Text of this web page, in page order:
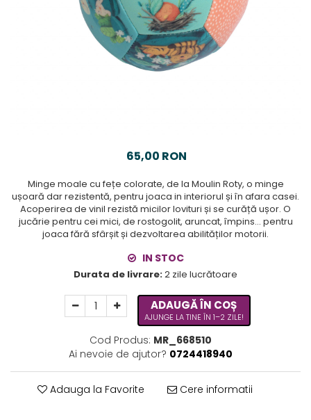
65,00 RON
Minge moale cu fețe colorate, de la Moulin Roty, o minge
ușoară dar rezistentă, pentru joaca in interiorul și în afara casei.
Acoperirea de vinil rezistă micilor lovituri și se curăță ușor. O
jucărie pentru cei mici, de rostogolit, aruncat, împins... pentru
joaca fără sfârșit și dezvoltarea abilităților motorii.
IN STOC
Durata de livrare:2 zile lucrătoare
ADAUGĂ ÎN COȘ
AJUNGE LA TINE ÎN 1–2 ZILE!
Cod Produs: MR_668510
Ai nevoie de ajutor? 0724418940
Adauga la Favorite Cere informatii